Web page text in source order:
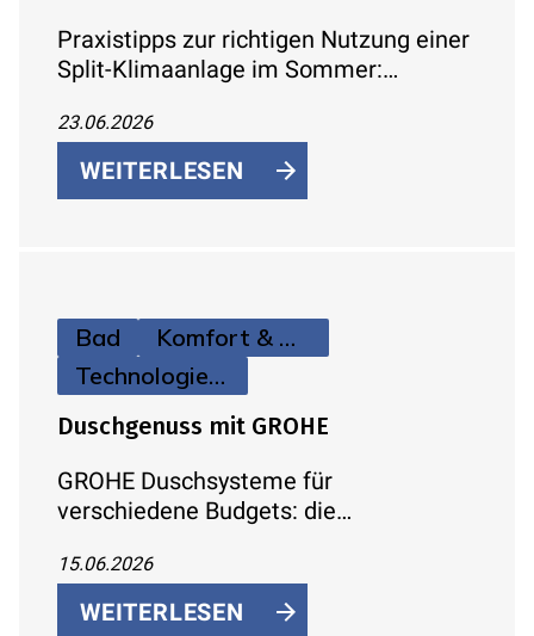
Praxistipps zur richtigen Nutzung einer
Split-Klimaanlage im Sommer:
Lüftungsverhalten und Effizienzklassen
einfach erklärt.
23.06.2026
WEITERLESEN
Bad
Komfort & Hygiene
Technologie & Zukunft
Duschgenuss mit GROHE
GROHE Duschsysteme für
verschiedene Budgets: die
120 mit AquaBooster, das
aufputzfähige Vitalio Comfort 250 und
das elegante Grohtherm SmartControl
15.06.2026
WEITERLESEN